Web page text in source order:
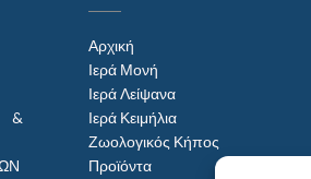
Αρχική
Ιερά Μονή
Ιερά Λείψανα
Ιερά Κειμήλια
Ζωολογικός Κήπος
Προϊόντα